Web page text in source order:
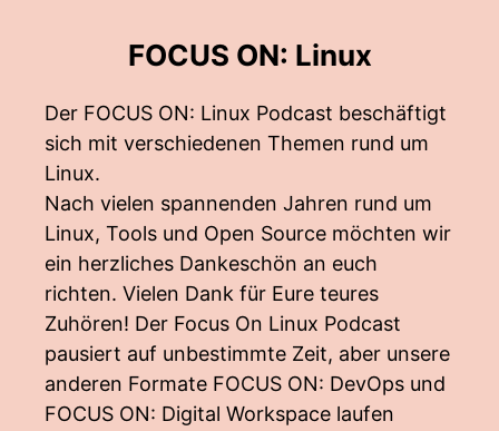
FOCUS ON: Linux
Der FOCUS ON: Linux Podcast beschäftigt
sich mit verschiedenen Themen rund um
Linux.
Nach vielen spannenden Jahren rund um
Linux, Tools und Open Source möchten wir
ein herzliches Dankeschön an euch
richten. Vielen Dank für Eure teures
Zuhören! Der Focus On Linux Podcast
pausiert auf unbestimmte Zeit, aber unsere
anderen Formate FOCUS ON: DevOps und
FOCUS ON: Digital Workspace laufen